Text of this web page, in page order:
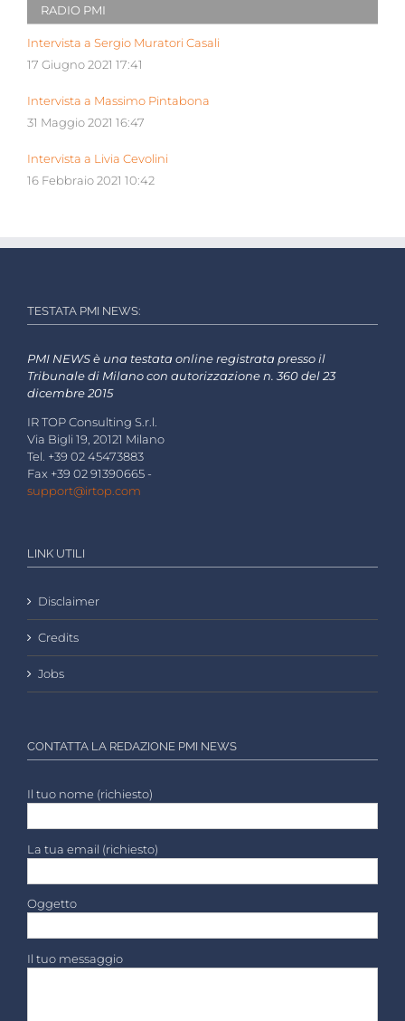
RADIO PMI
Intervista a Sergio Muratori Casali
17 Giugno 2021 17:41
Intervista a Massimo Pintabona
31 Maggio 2021 16:47
Intervista a Livia Cevolini
16 Febbraio 2021 10:42
TESTATA PMI NEWS:
PMI NEWS è una testata online registrata presso il
Tribunale di Milano con autorizzazione n. 360 del 23
dicembre 2015
IR TOP Consulting S.r.l.
Via Bigli 19, 20121 Milano
Tel. +39 02 45473883
Fax +39 02 91390665 -
support@irtop.com
LINK UTILI
Disclaimer
Credits
Jobs
CONTATTA LA REDAZIONE PMI NEWS
Il tuo nome (richiesto)
La tua email (richiesto)
Oggetto
Il tuo messaggio